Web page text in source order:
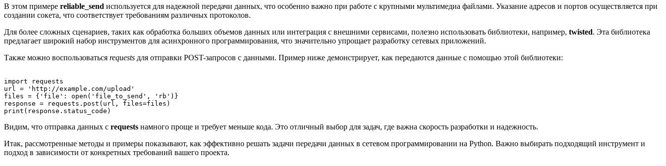
В этом примере reliable_send используется для надежной передачи данных, что особенно важно при работе с крупными мультимедиа файлами. Указание адресов и портов осуществляется при
создании сокета, что соответствует требованиям различных протоколов.
Для более сложных сценариев, таких как обработка больших объемов данных или интеграция с внешними сервисами, полезно использовать библиотеки, например, twisted. Эта библиотека
предлагает широкий набор инструментов для асинхронного программирования, что значительно упрощает разработку сетевых приложений.
Также можно воспользоваться requests для отправки POST-запросов с данными. Пример ниже демонстрирует, как передаются данные с помощью этой библиотеки:
import requests
url = 'http://example.com/upload'
files = {'file': open('file_to_send', 'rb')}
response = requests.post(url, files=files)
Видим, что отправка данных с requests намного проще и требует меньше кода. Это отличный выбор для задач, где важна скорость разработки и надежность.
Итак, рассмотренные методы и примеры показывают, как эффективно решать задачи передачи данных в сетевом программировании на Python. Важно выбирать подходящий инструмент и
подход в зависимости от конкретных требований вашего проекта.